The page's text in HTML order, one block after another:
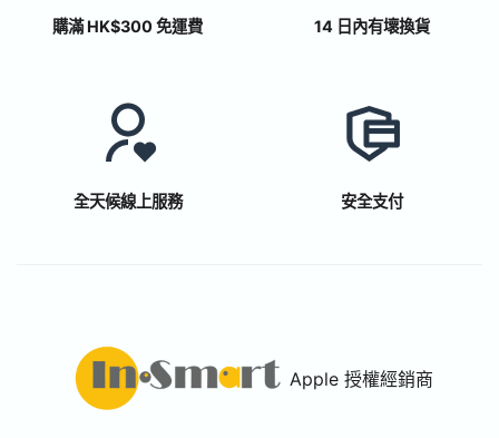
購滿 HK$300 免運費 14 日內有壞換貨
全天候線上服務 安全支付
Apple 授權經銷商